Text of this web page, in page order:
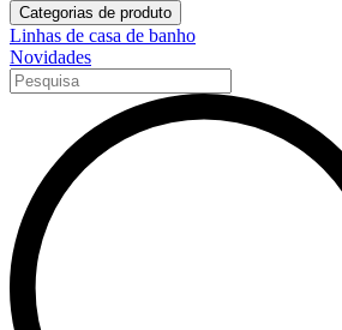
Categorias de produto
Linhas de casa de banho
Novidades